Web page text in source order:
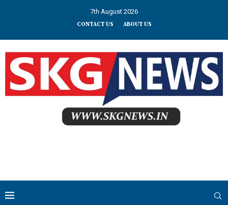
7th August 2026
CONTACT US ABOUT US